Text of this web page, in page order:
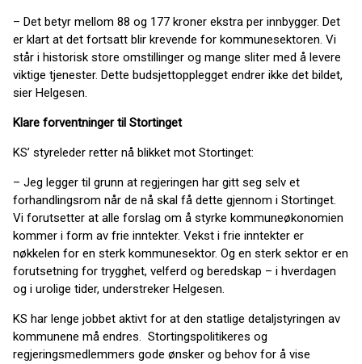
– Det betyr mellom 88 og 177 kroner ekstra per innbygger. Det
er klart at det fortsatt blir krevende for kommunesektoren. Vi
står i historisk store omstillinger og mange sliter med å levere
viktige tjenester. Dette budsjettopplegget endrer ikke det bildet,
sier Helgesen.
Klare forventninger til Stortinget
KS’ styreleder retter nå blikket mot Stortinget:
– Jeg legger til grunn at regjeringen har gitt seg selv et
forhandlingsrom når de nå skal få dette gjennom i Stortinget.
Vi forutsetter at alle forslag om å styrke kommuneøkonomien
kommer i form av frie inntekter. Vekst i frie inntekter er
nøkkelen for en sterk kommunesektor. Og en sterk sektor er en
forutsetning for trygghet, velferd og beredskap – i hverdagen
og i urolige tider, understreker Helgesen.
KS har lenge jobbet aktivt for at den statlige detaljstyringen av
kommunene må endres. Stortingspolitikeres og
regjeringsmedlemmers gode ønsker og behov for å vise